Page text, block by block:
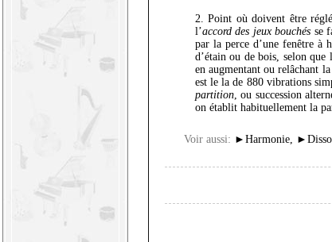
2. Point où doivent être
l’accord des jeux bouchés se
par la perce d’une fenêtre à
d’étain ou de bois, selon
en augmentant ou relâchant
est le la de 880 vibrations
partition, ou succession
on établit habituellement la
Voir aussi: ► Harmonie, ►